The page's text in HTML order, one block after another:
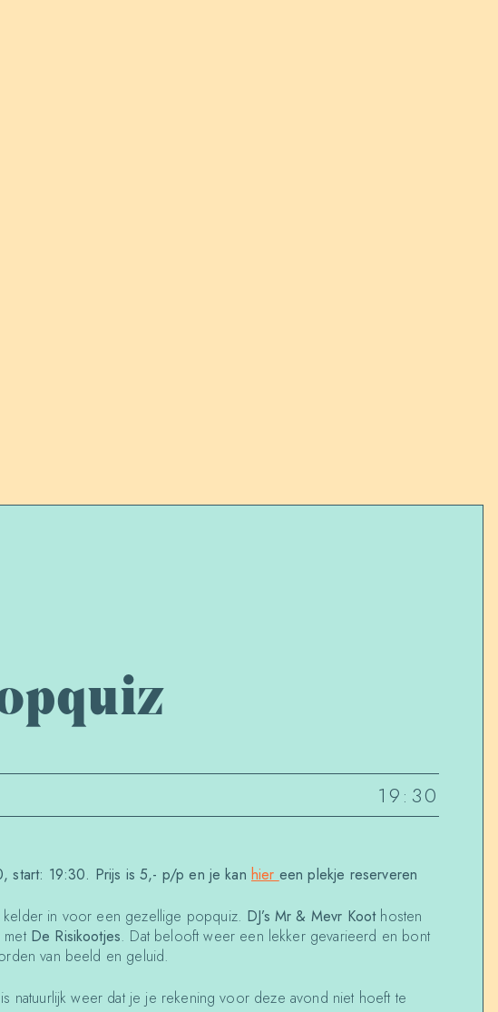
19:30
start: 19:30. Prijs is 5,- p/p en je kan hier een plekje reserveren
in voor een gezellige popquiz. DJ’s Mr & Mevr Koothosten
De Risikootjes. Dat belooft weer een lekker gevarieerd en bont
van beeld en geluid.
natuurlijk weer dat je je rekening voor deze avond niet hoeft te